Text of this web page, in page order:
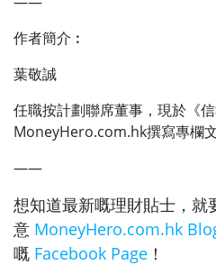
作者簡介︰
葉敬誠
任職按計劃聯席董事，現於《
MoneyHero.com.hk撰寫專欄文
——
想知道最新嘅理財貼士，就
意 MoneyHero.com.hk
嘅 Facebook Page ！